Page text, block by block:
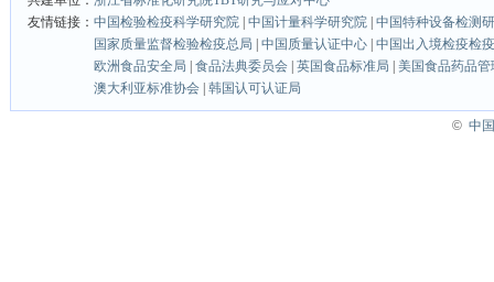
友情链接： 中国检验检疫科学研究院 中国计量科学研究院 中国特种设备检测
国家质量监督检验检疫总局
中国质量认证中心 中国出入境检疫检
欧洲食品安全局
食品法典委员会 英国食品标准局
美国食品药品管
澳大利亚标准协会 韩国认可认证局
© 中